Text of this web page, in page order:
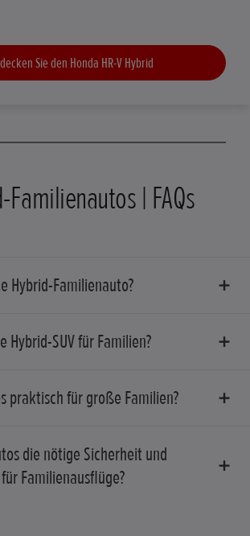
Sie den Honda HR-V Hybrid
| FAQs
Hybrid-Familienauto?
Hybrid-SUV für Familien?
praktisch für große Familien?
die nötige Sicherheit und
Familienausflüge?